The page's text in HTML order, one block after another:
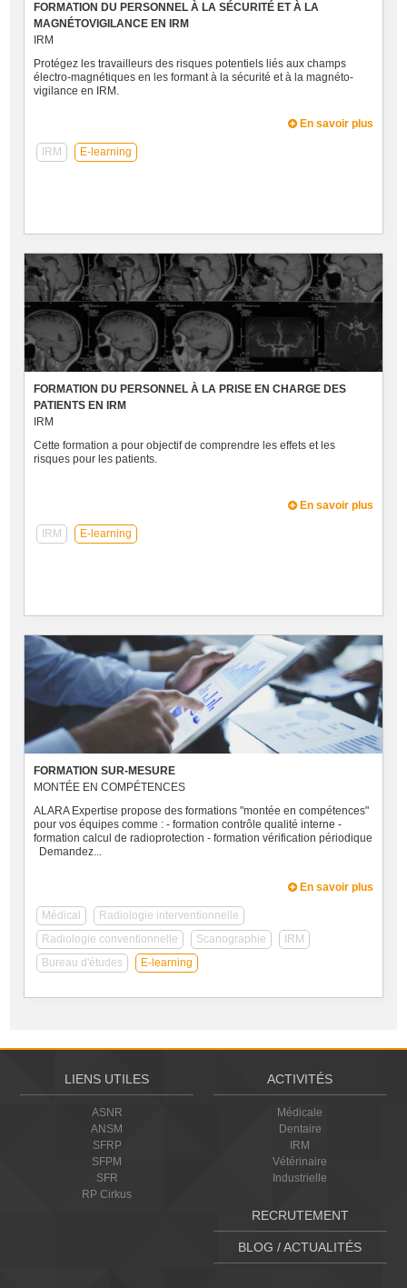
FORMATION DU PERSONNEL À LA SÉCURITÉ ET À LA
MAGNÉTOVIGILANCE EN IRM
IRM
Protégez les travailleurs des risques potentiels liés aux champs
électro-magnétiques en les formant à la sécurité et à la magnéto-
vigilance en IRM.
En savoir plus
IRM E-learning
FORMATION DU PERSONNEL À LA PRISE EN CHARGE DES
PATIENTS EN IRM
IRM
Cette formation a pour objectif de comprendre les effets et les
risques pour les patients.
En savoir plus
IRM E-learning
FORMATION SUR-MESURE
MONTÉE EN COMPÉTENCES
ALARA Expertise propose des formations "montée en compétences"
pour vos équipes comme : - formation contrôle qualité interne -
formation calcul de radioprotection - formation vérification périodique
Demandez...
En savoir plus
Médical
Radiologie interventionnelle
Radiologie conventionnelle
Scanographie
IRM
Bureau d'études
E-learning
LIENS UTILES
ASNR
ANSM
SFRP
SFPM
SFR
RP Cirkus
ACTIVITÉS
Médicale
Dentaire
IRM
Vétérinaire
Industrielle
RECRUTEMENT
BLOG / ACTUALITÉS